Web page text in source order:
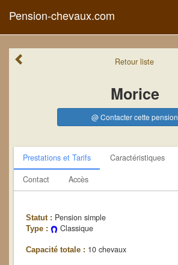
Pension-chevaux.com
Retourliste
Morice
@ Contacter cette pension
Prestations et Tarifs Caractéristiques
Contact
Accès
Statut : Pension simple
Type : Classique
Capacité totale : 10 chevaux